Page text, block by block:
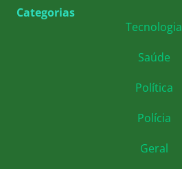
Categorias
Tecnologia
Saúde
Política
Polícia
Geral